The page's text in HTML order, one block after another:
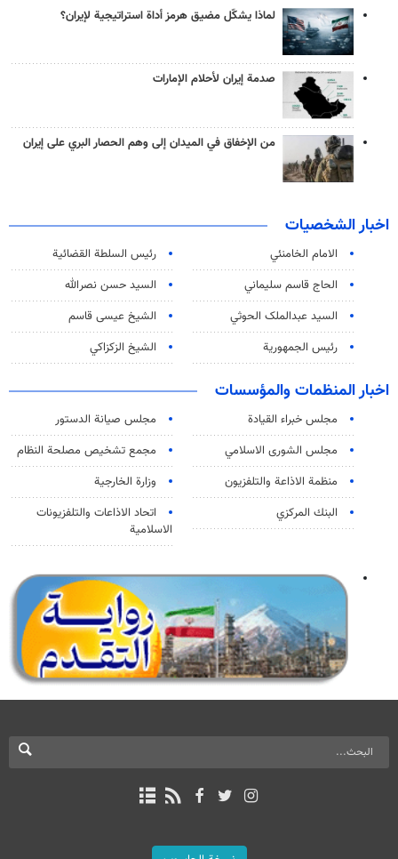
لماذا يشكّل مضيق هرمز أداة استراتيجية لإيران؟
صدمة إيران لأحلام الإمارات
من الإخفاق في الميدان إلى وهم الحصار البري على إيران
اخبار الشخصيات
الامام الخامنئي
رئیس السلطة القضائیة
الحاج قاسم سليماني
السيد حسن نصرالله
السید عبدالملک الحوثي
الشيخ عيسى قاسم
رئيس الجمهورية
الشيخ الزكزاكي
اخبار المنظمات والمؤسسات
مجلس خبراء القيادة
مجلس صيانة الدستور
مجلس الشورى الاسلامي
مجمع تشخيص مصلحة النظام
منظمة الاذاعة والتلفزیون
وزارة الخارجية
البنك المركزي
اتحاد الاذاعات والتلفزيونات
الاسلامية